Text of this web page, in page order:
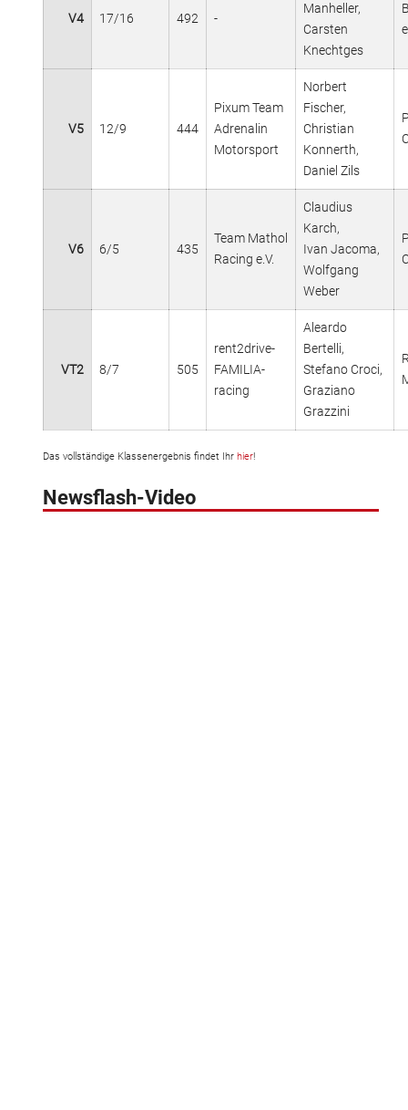
V4 17/16 492 -
Manheller,
Carsten
Knechtges
V5 12/9 444
Pixum Team
Adrenalin
Motorsport
Norbert
Fischer,
Christian
Konnerth,
Daniel Zils
V6 6/5 435
Team Mathol
Racing e.V.
Claudius
Karch,
Ivan Jacoma,
Wolfgang
Weber
VT2 8/7 505
rent2drive-
FAMILIA-
racing
Aleardo
Bertelli,
Stefano Croci,
Graziano
Grazzini
Das vollständige Klassenergebnis findet Ihr hier!
Newsflash-Video